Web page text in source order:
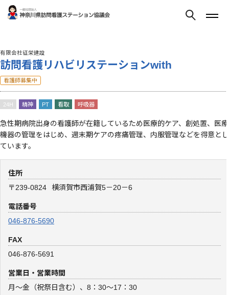
有限会社征栄建設
訪問看護リハビリステーションwith
看護師募集中
24H 精神 PT 看取 呼吸器
急性期病院出身の看護師が在籍しているため医療的ケア、創処置、医療
機器の管理をはじめ、週末期ケアの疼痛管理、内服管理などを得意とし
ています。
住所
〒239-0824
横須賀市西浦賀5－20－6
電話番号
046-876-5690
FAX
046-876-5691
営業日・営業時間
月～金（祝祭日含む）、8：30～17：30